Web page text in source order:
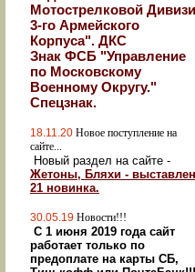
Мотострелковой
3-го Армейского
Корпуса". ДКС
Знак ФСБ "Управление
по Московскому
Военному Округу."
Спецзнак.
18.11.20 Новое поступление на
сайте...
Новый раздел на сайте -
Жетоны, Бляхи -
21 новинка.
30.05.19 Новости!!!
С 1 июня 2019 года сайт
работает только по
предоплате на карты СБ,